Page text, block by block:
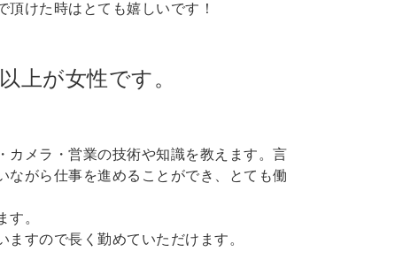
けた時はとても嬉しいです！
上が女性です。
カメラ・営業の技術や知識を教えます。言
ながら仕事を進めることができ、とても働
す。
すので長く勤めていただけます。